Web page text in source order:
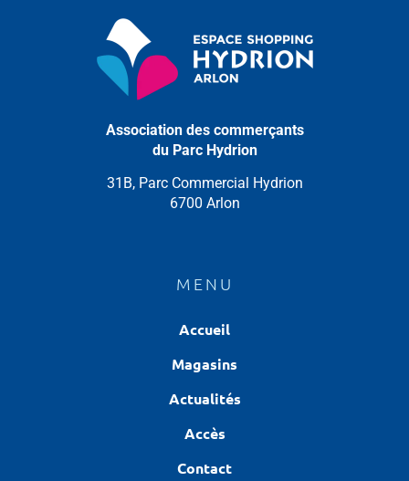
Association des commerçants
du Parc Hydrion
31B, Parc Commercial Hydrion
6700 Arlon
MENU
Accueil
Magasins
Actualités
Accès
Contact